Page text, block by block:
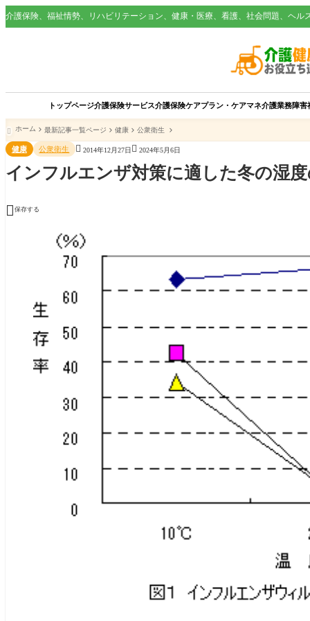
介護保険、福祉情勢、リハビリテーション、健康・医療、看護、社会問題、ヘ
トップページ介護保険サービス介護保険ケアプラン・ケアマネ介護業務障害
 ホーム 最新記事一覧ページ 健康 公衆衛生
健康 公衆衛生  2014年12月27日  2024年5月6日
インフルエンザ対策に適した冬の湿
 保存する